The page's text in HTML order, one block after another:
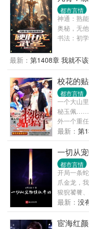
佬级别的
做出了选择
启，诸天
死的垂钓
都市言情
神通：熟
奥秘，无
书法：初
乍练（20/
统。不管
度，就能
坚持和成
成为武道传
最新： 第1408章 我就不该
校花的
都市言情
一个大山
秘玉佩……
外一个重
命！ 虽然
但是长辈
松山市，
最牛B的
跟班如何
人生……
书目前不
些推荐票
最新： 第
一切从
都市言情
开局一条
爪金龙，
狻猊饕餮
一个灵气
中逐渐变
最新： 没
宦海红